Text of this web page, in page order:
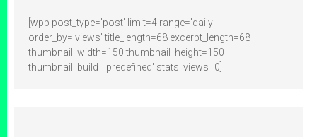
[wpp post_type='post' limit=4 range='daily'
order_by='views' title_length=68 excerpt_length=68
thumbnail_width=150 thumbnail_height=150
thumbnail_build='predefined' stats_views=0]